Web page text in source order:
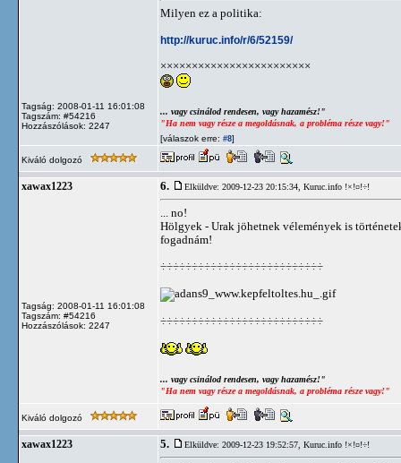
Tagság: 2008-01-11 16:01:08
Tagszám: #54216
Hozzászólások: 2247
Milyen ez a politika:
http://kuruc.info/r/6/52159/
××××××××××××××××××××××××
... vagy csinálod rendesen, vagy hazamész!"
"Ha nem vagy része a megoldásnak, a probléma része vagy!"
[válaszok erre: #8]
Kiváló dolgozó
xawax1223
Tagság: 2008-01-11 16:01:08
Tagszám: #54216
Hozzászólások: 2247
6. Elküldve: 2009-12-23 20:15:34, Kuruc.info !×!¤!÷!
... no!
Hölgyek - Urak jöhetnek vélemények is
fogadnám!
÷÷÷÷÷÷÷÷÷÷÷÷÷÷÷÷÷÷÷÷÷÷÷÷÷÷
÷÷÷÷÷÷÷÷÷÷÷÷÷÷÷÷÷÷÷÷÷÷÷÷÷÷
... vagy csinálod rendesen, vagy hazamész!"
"Ha nem vagy része a megoldásnak, a probléma része vagy!"
Kiváló dolgozó
xawax1223 5. Elküldve: 2009-12-23 19:52:57, Kuruc.info !×!¤!÷!